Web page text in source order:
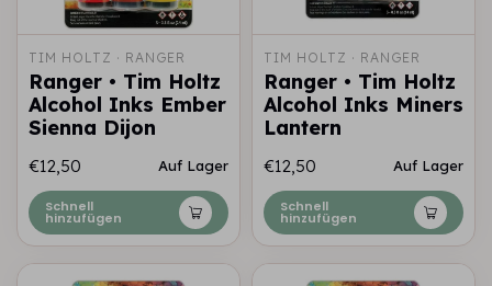
TIM HOLTZ · RANGER
Ranger • Tim Holtz
Alcohol Inks Ember
Sienna Dijon
€12,50 Auf Lager
Schnell
hinzufügen
TIM HOLTZ · RANGER
Ranger • Tim Holtz
Alcohol Inks Miners
Lantern
€12,50 Auf Lager
Schnell
hinzufügen